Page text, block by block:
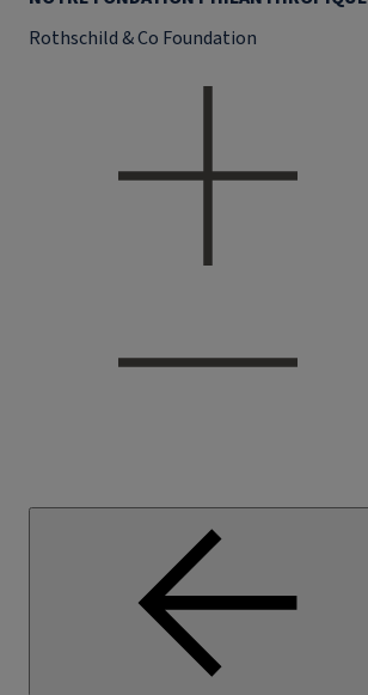
Rothschild & Co Foundation